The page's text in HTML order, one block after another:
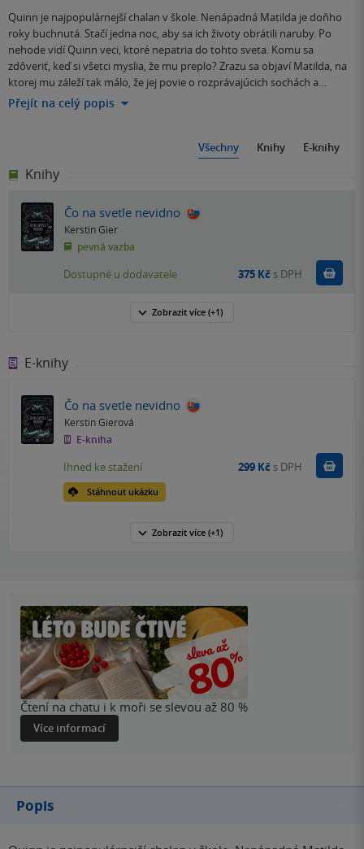
Quinn je najpopulárnejší chalan v škole. Nenápadná Matilda je doňho
roky buchnutá. Stačí jedna noc, aby sa ich životy obrátili naruby. Po
nehode vidí Quinn veci, ktoré nepatria do tohto sveta. Komu sa
zdôveriť, keď si všetci myslia, že mu preplo? Zrazu sa objaví Matilda, na
ktorej mu záleží tak málo, že jej povie o rozprávajúcich sochách a…
Přejít na celý popis
Všechny Knihy E-knihy
Knihy
Čo na svetle nevidno
Kerstin Gier
pevná vazba
Dostupné u dodavatele 375 Kč s DPH
Zobrazit více (+1)
E-knihy
Čo na svetle nevidno
Kerstin Gierová
E-kniha
Stáhnout ukázku
Ihned ke stažení 299 Kč s DPH Koupit
Zobrazit více (+1)
Čtení na chatu i k moři se slevou až 80 %
Více informací
Popis